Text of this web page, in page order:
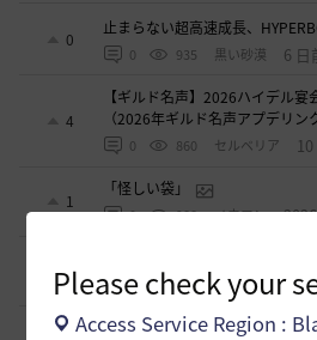
Please check your
Access Service Region :
0
止まらない超高速成長、
0 935 黒い砂漠 6 日
4
【ギルド名声】2026ハイデル宴
（2026年ギルド名声アプデリン
0 860 セルベリア
1
「怪しい袋」
0 988 ノウワン
2
2 901 倉庫の
週間イベントについて